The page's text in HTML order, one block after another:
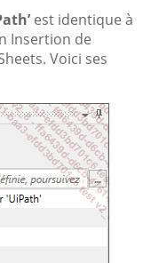
est identique à
Insertion de
Voici ses